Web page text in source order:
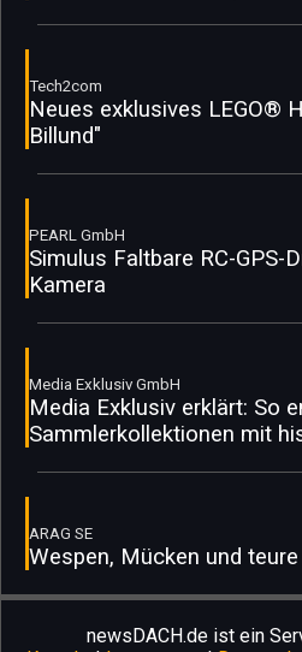
Tech2com
Neues exklusives LEGO®
Billund"
PEARL GmbH
Simulus Faltbare RC-GPS-
Kamera
Media Exklusiv GmbH
Media Exklusiv erklärt: So
Sammlerkollektionen mit
ARAG SE
Wespen, Mücken und
newsDACH.de ist ein